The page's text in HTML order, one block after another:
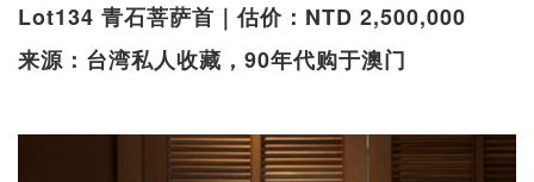
Lot134 青石菩萨首｜估价：NTD 2,500,000
来源：台湾私人收藏，90年代购于澳门